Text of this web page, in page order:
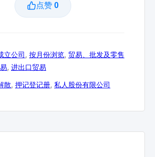
点赞 0
立公司, 按月份浏览, 贸易、批发及零售
, 进出口贸易
散, 押记登记册, 私人股份有限公司